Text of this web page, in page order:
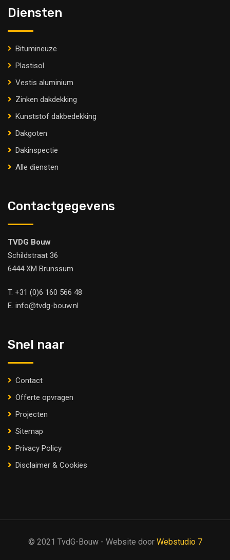
Diensten
Bitumineuze
Plastisol
Vestis aluminium
Zinken dakdekking
Kunststof dakbedekking
Dakgoten
Dakinspectie
Alle diensten
Contactgegevens
TVDG Bouw
Schildstraat 36
6444 XM Brunssum
T. +31 (0)6 160 566 48
E. info@tvdg-bouw.nl
Snel naar
Contact
Offerte opvragen
Projecten
Sitemap
Privacy Policy
Disclaimer & Cookies
© 2021 TvdG-Bouw - Website door Webstudio 7